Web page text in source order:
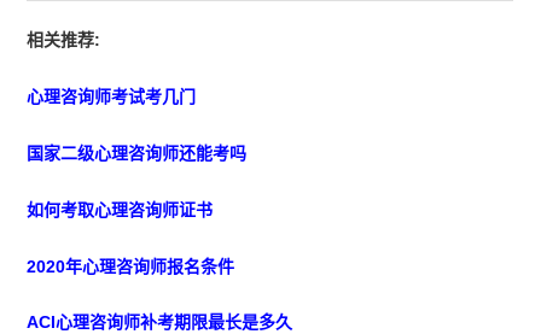
相关推荐:
心理咨询师考试考几门
国家二级心理咨询师还能考吗
如何考取心理咨询师证书
2020年心理咨询师报名条件
ACI心理咨询师补考期限最长是多久